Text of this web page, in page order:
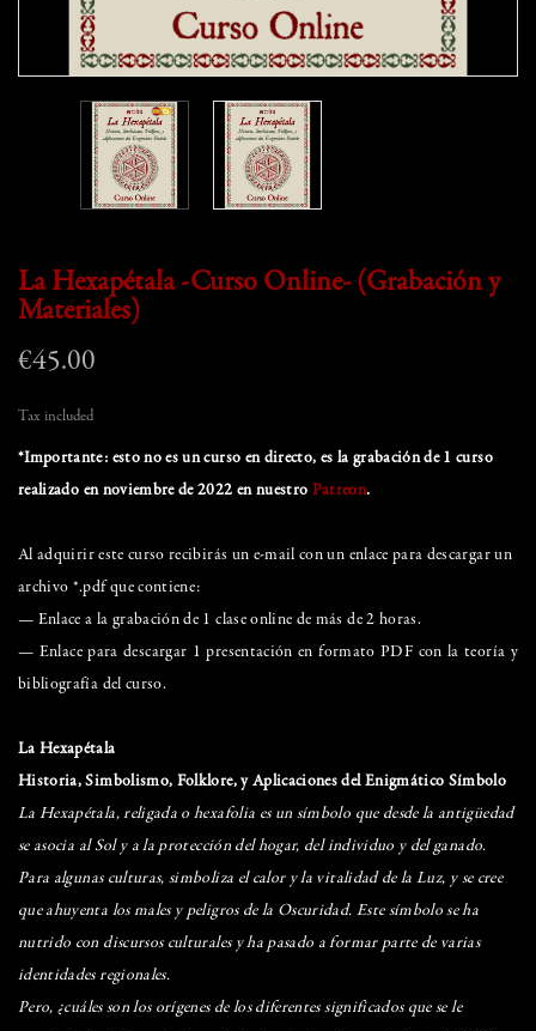
La Hexapétala -Curso Online- (Grabación y
Materiales)
€45.00
Tax included
*Importante: esto no es un curso en directo, es la grabación de 1 curso
realizado en noviembre de 2022 en nuestro Patreon.
Al adquirir este curso recibirás un e-mail con un enlace para descargar un
archivo *.pdf que contiene:
— Enlace a la grabación de 1 clase online de más de 2 horas.
— Enlace para descargar 1 presentación en formato PDF con la teoría y
bibliografía del curso.
La Hexapétala
Historia, Simbolismo, Folklore, y Aplicaciones del Enigmático Símbolo
La Hexapétala, religada o hexafolia es un símbolo que desde la antigüedad
se asocia al Sol y a la protección del hogar, del individuo y del ganado.
Para algunas culturas, simboliza el calor y la vitalidad de la Luz, y se cree
que ahuyenta los males y peligros de la Oscuridad. Este símbolo se ha
nutrido con discursos culturales y ha pasado a formar parte de varias
identidades regionales.
Pero, ¿cuáles son los orígenes de los diferentes significados que se le